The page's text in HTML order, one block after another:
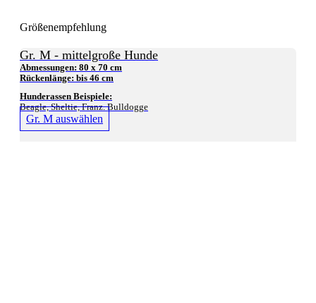
Größenempfehlung
Gr. M - mittelgroße Hunde
Abmessungen: 80 x 70 cm
Rückenlänge: bis 46 cm
Hunderassen Beispiele:
Beagle, Sheltie, Franz. Bulldogge
Gr. M auswählen